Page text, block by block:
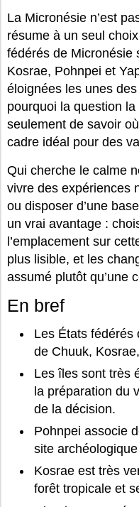
La Micronésie n’est
résume à un seul
fédérés de Micronésie
Kosrae, Pohnpei et
éloignées les unes
pourquoi la question
seulement de savoir
cadre idéal pour des
Qui cherche le calme
vivre des expériences
ou disposer d’une
un vrai avantage :
l’emplacement sur
plus lisible, et les
assumé plutôt qu’une
En bref
Les États fédérés
de Chuuk,
Les îles sont très
la préparation du
de la décision.
Pohnpei associe
site
Kosrae est très
forêt tropicale et